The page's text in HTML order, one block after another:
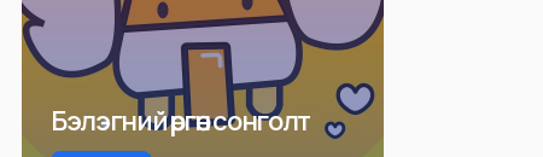
Бэлэгний өргөн сонголт